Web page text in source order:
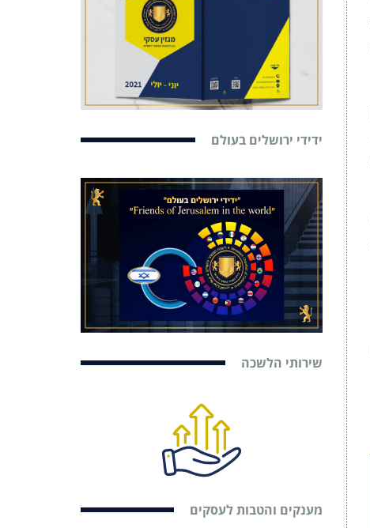
ידידי ירושלים בעולם
שירותי הלשכה
מענקים והטבות לעסקים